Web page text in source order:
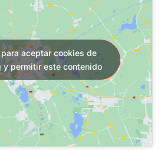
aceptar cookies de
y permitir este contenido